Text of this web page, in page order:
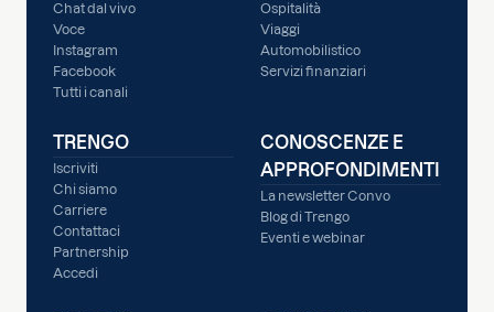
Chat dal vivo
Voce
Instagram
Facebook
Tutti i canali
Ospitalità
Viaggi
Automobilistico
Servizi finanziari
TRENGO
Iscriviti
Chi siamo
Carriere
Contattaci
Partnership
Accedi
CONOSCENZE E
APPROFONDIMENTI
La newsletter Convo
Blog di Trengo
Eventi e webinar